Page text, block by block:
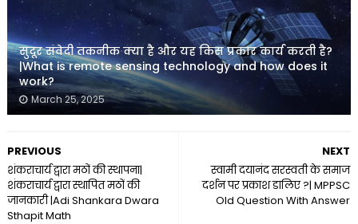
सुदूर संवेदी तकनीक क्या है और यह किस प्रकार कार्य करती है?
|What is remote sensing technology and how does it
work?
March 25, 2025
NEXT
स्वामी दयानंद सरस्वती के समाज
दर्शन पर प्रकाश डालिए ?| MPPSC
Old Question With Answer
PREVIOUS
शंकराचार्य द्वारा मठों की स्थापना|
शंकराचार्य द्वारा स्थापित मठों की
जानकारी |Adi Shankara Dwara
Sthapit Math